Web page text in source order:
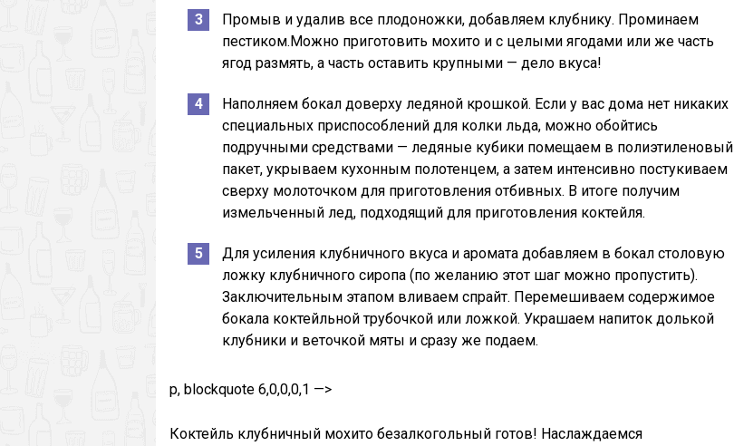
Промыв и удалив все плодоножки, добавляем клубнику. Проминаем
пестиком.Можно приготовить мохито и с целыми ягодами или же часть
ягод размять, а часть оставить крупными — дело вкуса!
Наполняем бокал доверху ледяной крошкой. Если у вас дома нет никаких
специальных приспособлений для колки льда, можно обойтись
подручными средствами — ледяные кубики помещаем в полиэтиленовый
пакет, укрываем кухонным полотенцем, а затем интенсивно постукиваем
сверху молоточком для приготовления отбивных. В итоге получим
измельченный лед, подходящий для приготовления коктейля.
Для усиления клубничного вкуса и аромата добавляем в бокал столовую
ложку клубничного сиропа (по желанию этот шаг можно пропустить).
Заключительным этапом вливаем спрайт. Перемешиваем содержимое
бокала коктейльной трубочкой или ложкой. Украшаем напиток долькой
клубники и веточкой мяты и сразу же подаем.
p, blockquote 6,0,0,0,1 —>
Коктейль клубничный мохито безалкогольный готов! Наслаждаемся